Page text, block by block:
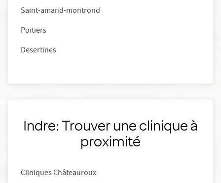
Saint-amand-montrond
Poitiers
Desertines
Indre: Trouver une clinique à
proximité
Cliniques Châteauroux